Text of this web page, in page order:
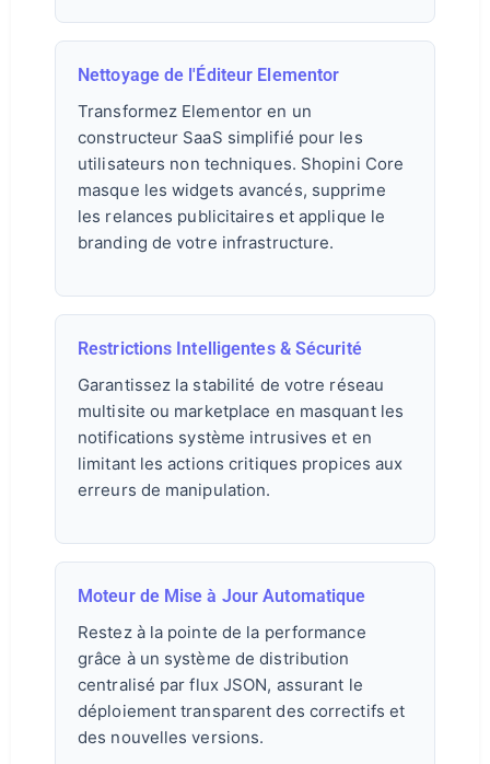
Nettoyage de l'Éditeur Elementor
Transformez Elementor en un
constructeur SaaS simplifié pour les
utilisateurs non techniques. Shopini Core
masque les widgets avancés, supprime
les relances publicitaires et applique le
branding de votre infrastructure.
Restrictions Intelligentes & Sécurité
Garantissez la stabilité de votre réseau
multisite ou marketplace en masquant les
notifications système intrusives et en
limitant les actions critiques propices aux
erreurs de manipulation.
Moteur de Mise à Jour Automatique
Restez à la pointe de la performance
grâce à un système de distribution
centralisé par flux JSON, assurant le
déploiement transparent des correctifs et
des nouvelles versions.